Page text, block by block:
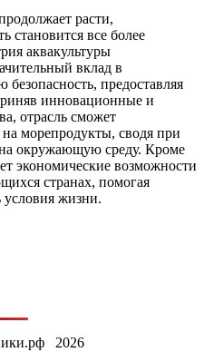
расти,
становится все более
аквакультуры
вклад в
предоставляя
инновационные и
отрасль сможет
морепродукты, сводя при
окружающую среду. Кроме
экономические возможности
странах, помогая
условия жизни.
2026